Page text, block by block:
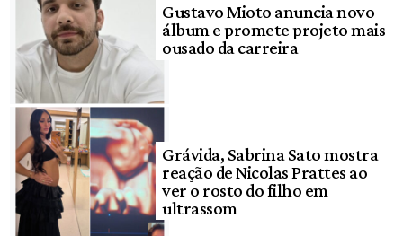
Gustavo Mioto anuncia novo
álbum e promete projeto mais
ousado da carreira
Grávida, Sabrina Sato mostra
reação de Nicolas Prattes ao
ver o rosto do filho em
ultrassom